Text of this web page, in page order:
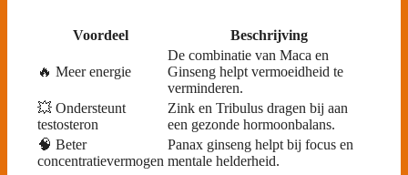
Voordeel Beschrijving
🔥 Meer energie
De combinatie van Maca en
Ginseng helpt vermoeidheid te
verminderen.
💥 Ondersteunt
testosteron
Zink en Tribulus dragen bij aan
een gezonde hormoonbalans.
🧠 Beter
concentratievermogen
Panax ginseng helpt bij focus en
mentale helderheid.